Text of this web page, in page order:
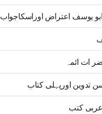
یوسف اعتراض اوراسکاجواب
ات ائمہ
اورپہلی کتاب
کتب